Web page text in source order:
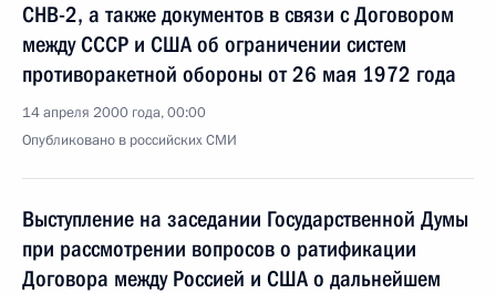
СНВ-2, а также документов в связи с Договором
между СССР и США об ограничении систем
противоракетной обороны от 26 мая 1972 года
14 апреля 2000 года, 00:00
Опубликовано в российских СМИ
Выступление на заседании Государственной Думы
при рассмотрении вопросов о ратификации
Договора между Россией и США о дальнейшем